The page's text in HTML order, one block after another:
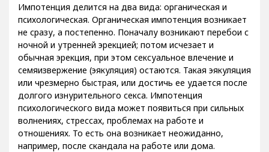
Импотенция делится на два вида: органическая и
психологическая. Органическая импотенция возникает
не сразу, а постепенно. Поначалу возникают перебои с
ночной и утренней эрекцией; потом исчезает и
обычная эрекция, при этом сексуальное влечение и
семяизвержение (эякуляция) остаются. Такая эякуляция
или чрезмерно быстрая, или достичь ее удается после
долгого изнурительного секса. Импотенция
психологического вида может появиться при сильных
волнениях, стрессах, проблемах на работе и
отношениях. То есть она возникает неожиданно,
например, после скандала на работе или дома.